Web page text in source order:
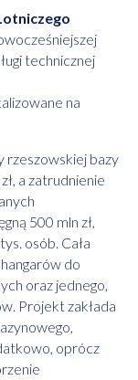
technicznej
na
rzeszowskiej bazy
a zatrudnienie
500 mln zł,
osób. Cała
do
oraz jednego,
Projekt zakłada
oprócz